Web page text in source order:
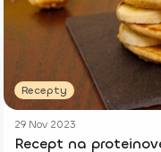
Recepty
29 Nov 2023
Recept na